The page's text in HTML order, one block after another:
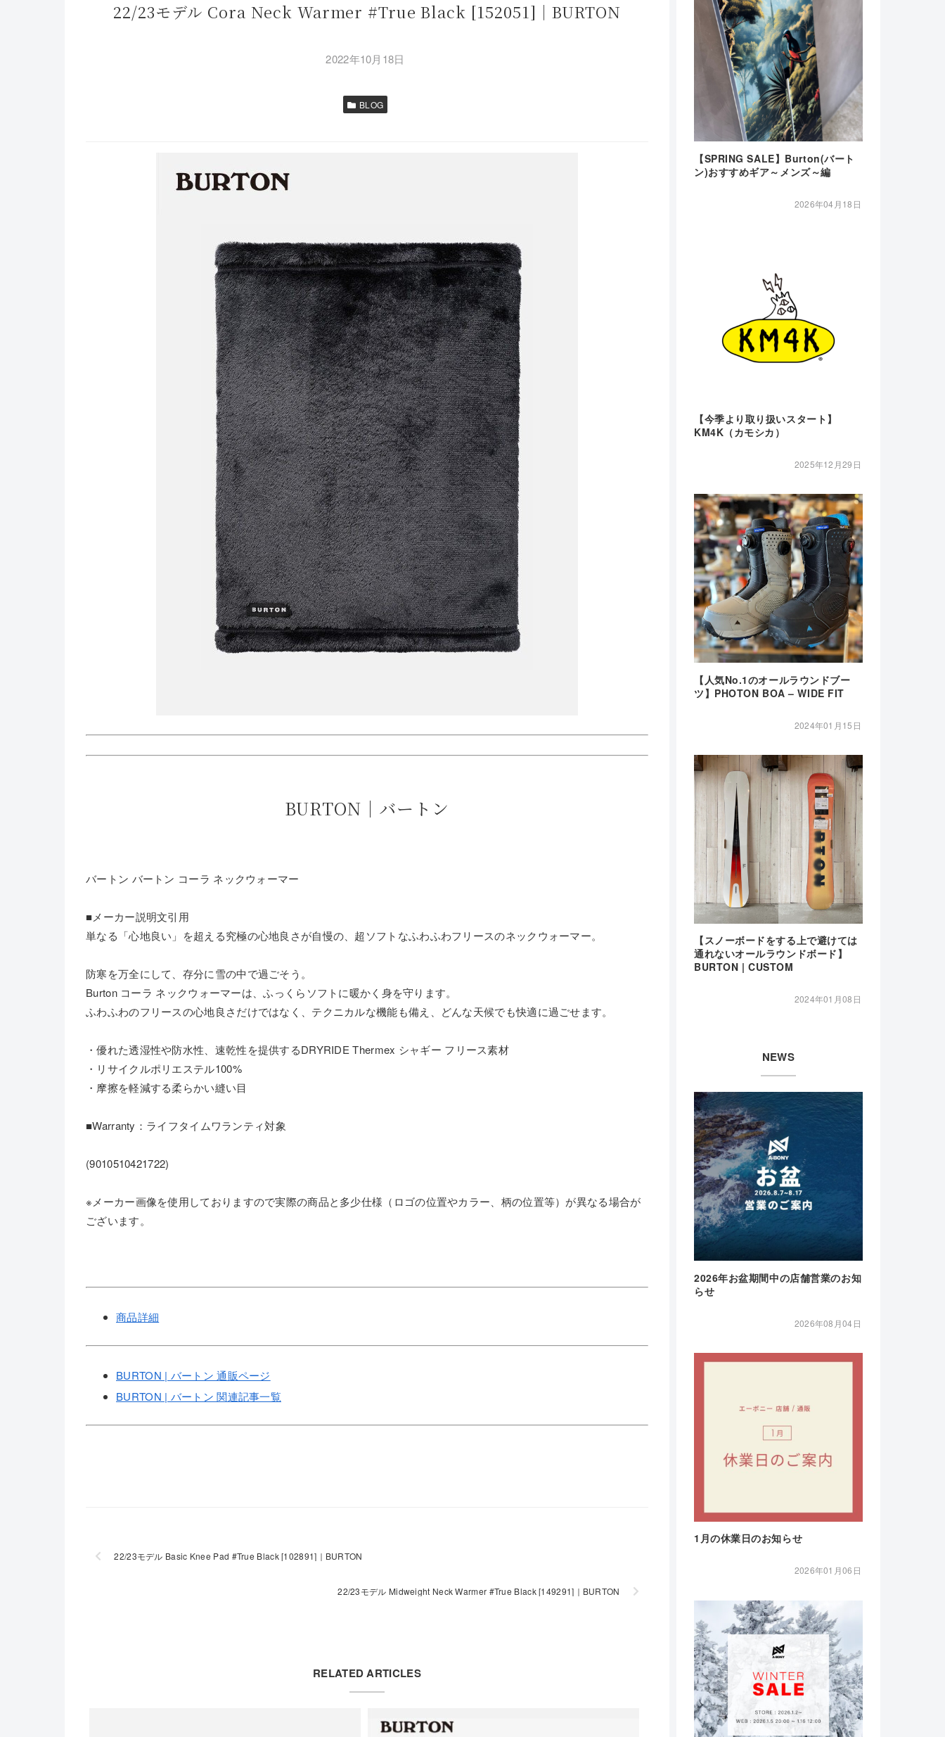
22/23モデル Cora Neck Warmer #True Black [152051]｜BURTON
2022年10月18日
BLOG
BURTON｜バートン
バートン バートン コーラ ネックウォーマー
■メーカー説明文引用
単なる「心地良い」を超える究極の心地良さが自慢の、超ソフトなふわふわフリースのネックウォーマー。
防寒を万全にして、存分に雪の中で過ごそう。
Burton コーラ ネックウォーマーは、ふっくらソフトに暖かく身を守ります。
ふわふわのフリースの心地良さだけではなく、テクニカルな機能も備え、どんな天候でも快適に過ごせます。
・優れた透湿性や防水性、速乾性を提供するDRYRIDE Thermex シャギー フリース素材
・リサイクルポリエステル100%
・摩擦を軽減する柔らかい縫い目
■Warranty：ライフタイムワランティ対象
(9010510421722)
※メーカー画像を使用しておりますので実際の商品と多少仕様（ロゴの位置やカラー、柄の位置等）が異なる場合が
ございます。
商品詳細
BURTON | バートン 通販ページ
BURTON | バートン 関連記事一覧
22/23モデル Basic Knee Pad #True Black [102891]｜BURTON
22/23モデル Midweight Neck Warmer #True Black [149291]｜BURTON
RELATED ARTICLES
【SPRING SALE】Burton(バート
ン)おすすめギア～メンズ～編
2026年04月18日
【今季より取り扱いスタート】
KM4K（カモシカ）
2025年12月29日
【人気No.1のオールラウンドブー
ツ】PHOTON BOA – WIDE FIT
2024年01月15日
【スノーボードをする上で避けては
通れないオールラウンドボード】
BURTON | CUSTOM
2024年01月08日
NEWS
2026年お盆期間中の店舗営業のお知
らせ
2026年08月04日
1月の休業日のお知らせ
2026年01月06日